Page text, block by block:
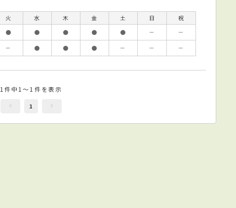
火 水 木 金 土 日
祝
● ● ● ● ● －
－
－ ● ● ● － － －
1件中1～1件を表示
1